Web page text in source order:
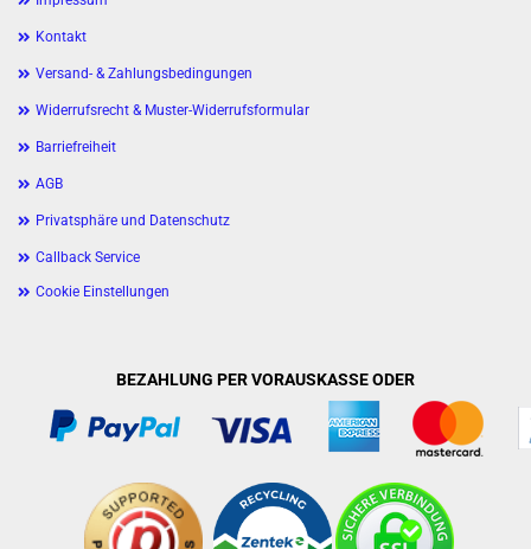
Kontakt
Versand- & Zahlungsbedingungen
Widerrufsrecht & Muster-Widerrufsformular
Barriefreiheit
AGB
Privatsphäre und Datenschutz
Callback Service
Cookie Einstellungen
BEZAHLUNG PER VORAUSKASSE ODER